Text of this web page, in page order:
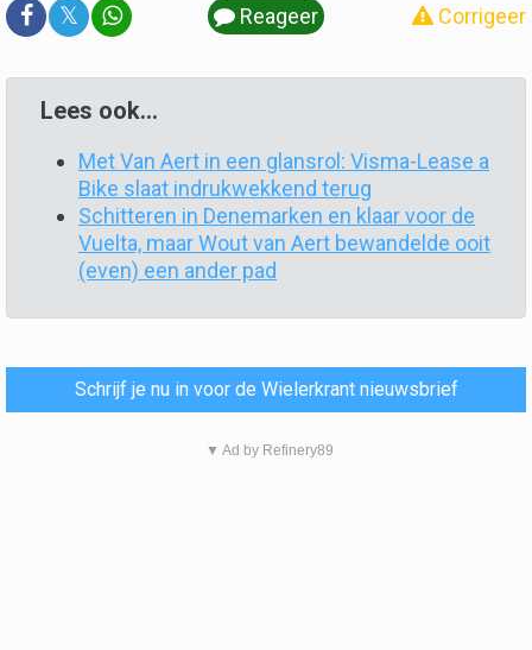
𝕏 Reageer Corrigeer
Lees ook...
Met Van Aert in een glansrol: Visma-Lease a
Bike slaat indrukwekkend terug
Schitteren in Denemarken en klaar voor de
Vuelta, maar Wout van Aert bewandelde ooit
(even) een ander pad
Schrijf je nu in voor de Wielerkrant nieuwsbrief
▼ Ad by Refinery89